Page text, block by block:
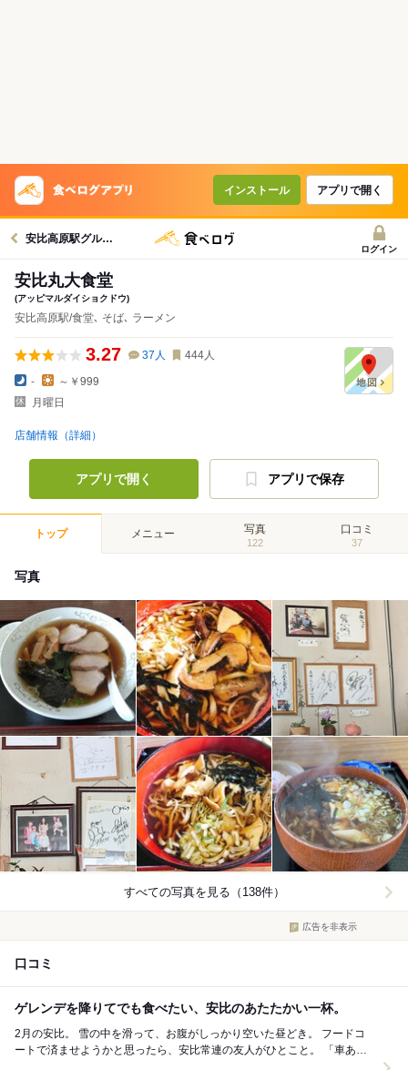
インストール アプリで開く
安比高原駅グルメへ
ログイン
安比丸大食堂
(アッピマルダイショクドウ)
安比高原駅/食堂､ そば､ ラーメン
3.27 37 人 444人
-
～￥999
月曜日
店舗情報（詳細）
アプリで開く アプリで保存
トップ メニュー 写真
122
口コミ
37
写真
すべての写真を見る（138件）
広告を非表示
口コミ
ゲレンデを降りてでも食べたい、安比のあたたかい一杯。
2月の安比。 雪の中を滑って、お腹がしっかり空いた昼どき。 フードコ
ートで済ませようかと思ったら、安比常連の友人がひとこと。 「車ある